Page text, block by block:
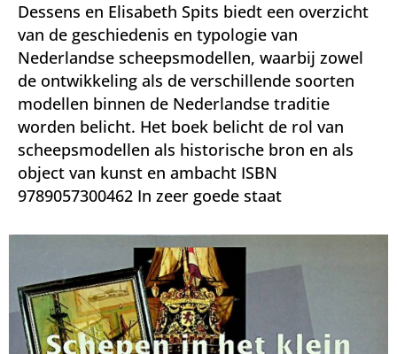
Dessens en Elisabeth Spits biedt een overzicht
van de geschiedenis en typologie van
Nederlandse scheepsmodellen, waarbij zowel
de ontwikkeling als de verschillende soorten
modellen binnen de Nederlandse traditie
worden belicht. Het boek belicht de rol van
scheepsmodellen als historische bron en als
object van kunst en ambacht ISBN
9789057300462 In zeer goede staat